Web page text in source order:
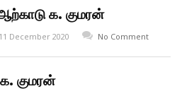
க. குமரன்
11 December 2020 No Comment
குமரன்